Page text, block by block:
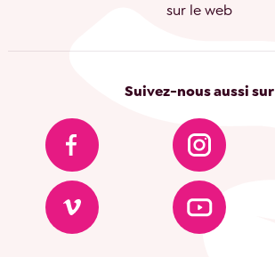
sur le web
Suivez-nous aussi sur